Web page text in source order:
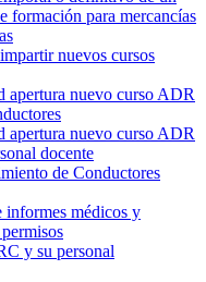
formación para mercancías
nuevos cursos
apertura nuevo curso ADR
apertura nuevo curso ADR
docente
de Conductores
informes médicos y
y su personal